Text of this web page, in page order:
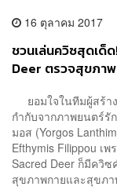
16 ตุลาคม 2017
ชวนเล่นควิซสุดเด็
Deer ตรวจสุขภา
ยอมใจในทีมผู้สร้าง
กำกับจากภาพยนตร์รั
มอส (Yorgos
Efthymis Filippou เ
Sacred Deer ก็มีควิ
สุขภาพกายและสุขภา